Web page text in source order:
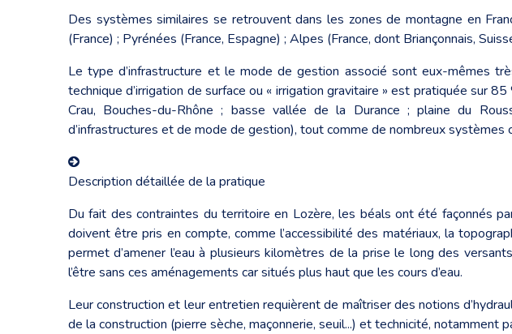
Des systèmes similaires se retrouvent dans les zones de montagne en
(France) ; Pyrénées (France, Espagne) ; Alpes (France, dont Briançonnais,
Le type d’infrastructure et le mode de gestion associé sont eux-mêmes
technique d’irrigation de surface ou « irrigation gravitaire » est pratiquée sur
Crau, Bouches-du-Rhône ; basse vallée de la Durance ; plaine du
d’infrastructures et de mode de gestion), tout comme de nombreux
Description détaillée de la pratique
Du fait des contraintes du territoire en Lozère, les béals ont été façonnés
doivent être pris en compte, comme l’accessibilité des matériaux, la
permet d’amener l’eau à plusieurs kilomètres de la prise le long des
l’être sans ces aménagements car situés plus haut que les cours d’eau.
Leur construction et leur entretien requièrent de maîtriser des notions
de la construction (pierre sèche, maçonnerie, seuil...) et technicité, notamment